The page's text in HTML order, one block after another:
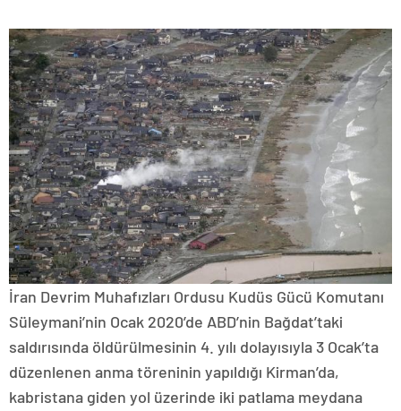
İran Devrim Muhafızları Ordusu Kudüs Gücü Komutanı
Süleymani’nin Ocak 2020’de ABD’nin Bağdat’taki
saldırısında öldürülmesinin 4. yılı dolayısıyla 3 Ocak’ta
düzenlenen anma töreninin yapıldığı Kirman’da,
kabristana giden yol üzerinde iki patlama meydana